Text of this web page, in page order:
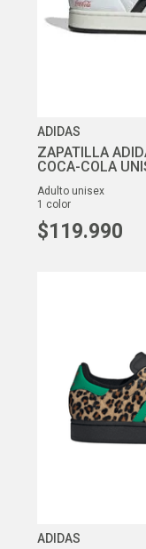
ADIDAS
ZAPATILLA
COCA-COLA
adulto unisex
1 color
$119.990
ADIDAS